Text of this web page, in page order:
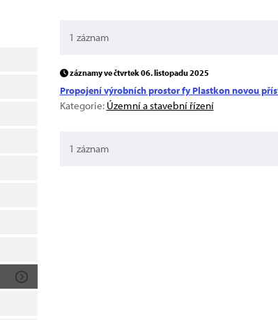
1 záznam
záznamy ve čtvrtek 06. listopadu 2025
Propojení výrobních prostor fy Plastkon novou
Kategorie: Územní a stavební řízení
1 záznam